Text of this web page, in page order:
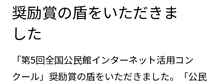
奨励賞の盾をいただきま
した
「第5回全国公民館インターネット活用コン
クール」奨励賞の盾をいただきました。「公民